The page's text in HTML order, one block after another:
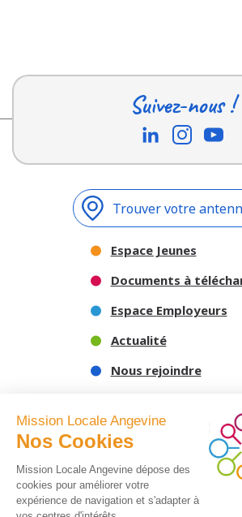
Suivez-nous !
Trouver votre
Espace Jeunes
Documents à
Espace Employeurs
Actualité
Nous rejoindre
Mission Locale Angevine
Nos Cookies
Mission Locale Angevine dépose des
cookies pour améliorer votre
expérience de navigation et s'adapter à